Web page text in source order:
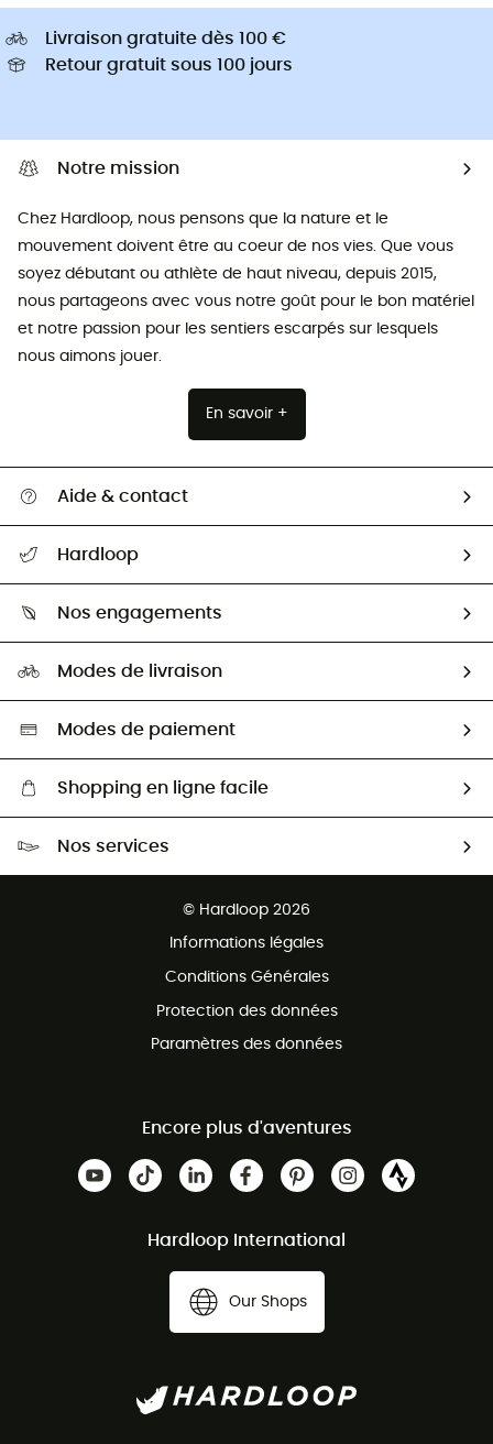
Livraison gratuite dès 100 €
Retour gratuit sous 100 jours
Notre mission
Chez Hardloop, nous pensons que la nature et le
mouvement doivent être au coeur de nos vies. Que vous
soyez débutant ou athlète de haut niveau, depuis 2015,
nous partageons avec vous notre goût pour le bon matériel
et notre passion pour les sentiers escarpés sur lesquels
nous aimons jouer.
En savoir +
Aide & contact
Retour & remboursement
Guide des tailles
Seconde Main
Aide & Contact
Hardloop
HardGuides
Nos engagements
Sélection éco-responsable
Modes de livraison
Modes de paiement
Shopping en ligne facile
Nos services
© Hardloop 2026
Informations légales
Conditions Générales
Protection des données
Paramètres des données
Encore plus d'aventures
Hardloop International
Our Shops